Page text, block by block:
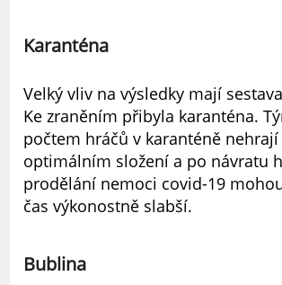
Karanténa
Velký vliv na výsledky mají
Ke zraněním přibyla karanténa.
počtem hráčů v karanténě nehrají
optimálním složení a po návratu
prodělání nemoci covid-19
čas výkonostně slabší.
Bublina